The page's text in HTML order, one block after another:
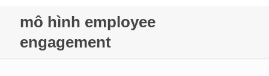
mô hình employee
engagement